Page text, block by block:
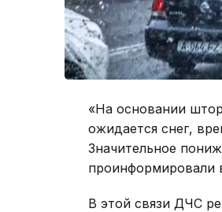
«На основании
ожидается снег,
Значительное
проинформировали
В этой связи ДЧС